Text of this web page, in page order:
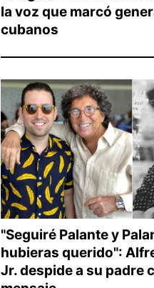
la voz que marcó
cubanos
"Seguiré Palante y
hubieras querido":
Jr. despide a su padre